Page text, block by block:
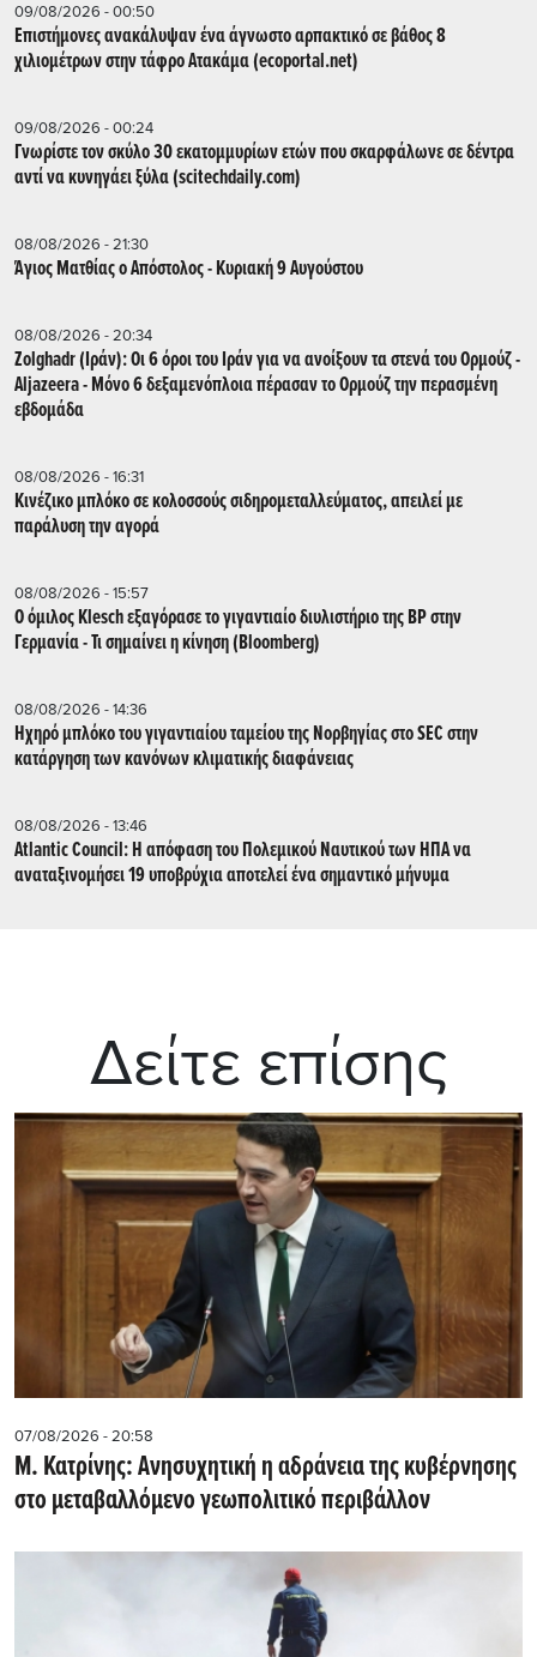
09/08/2026 - 00:50
Επιστήμονες ανακάλυψαν ένα άγνωστο αρπακτικό σε βάθος 8
χιλιομέτρων στην τάφρο Ατακάμα (ecoportal.net)
09/08/2026 - 00:24
Γνωρίστε τον σκύλο 30 εκατομμυρίων ετών που σκαρφάλωνε σε δέντρα
αντί να κυνηγάει ξύλα (scitechdaily.com)
08/08/2026 - 21:30
Άγιος Ματθίας ο Απόστολος - Κυριακή 9 Αυγούστου
08/08/2026 - 20:34
Zolghadr (Ιράν): Οι 6 όροι του Ιράν για να ανοίξουν τα στενά του Ορμούζ -
Aljazeera - Mόνο 6 δεξαμενόπλοια πέρασαν το Ορμούζ την περασμένη
εβδομάδα
08/08/2026 - 16:31
Κινέζικο μπλόκο σε κολοσσούς σιδηρομεταλλεύματος, απειλεί με
παράλυση την αγορά
08/08/2026 - 15:57
Ο όμιλος Klesch εξαγόρασε το γιγαντιαίο διυλιστήριο της BP στην
Γερμανία - Τι σημαίνει η κίνηση (Βloomberg)
08/08/2026 - 14:36
Ηχηρό μπλόκο του γιγαντιαίου ταμείου της Νορβηγίας στο SEC στην
κατάργηση των κανόνων κλιματικής διαφάνειας
08/08/2026 - 13:46
Atlantic Council: Η απόφαση του Πολεμικού Ναυτικού των ΗΠΑ να
αναταξινομήσει 19 υποβρύχια αποτελεί ένα σημαντικό μήνυμα
Δείτε επίσης
07/08/2026 - 20:58
Μ. Κατρίνης: Ανησυχητική η αδράνεια της κυβέρνησης
στο μεταβαλλόμενο γεωπολιτικό περιβάλλον